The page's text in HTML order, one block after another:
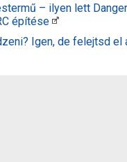
– ilyen lett
építése
Igen, de felejtsd el